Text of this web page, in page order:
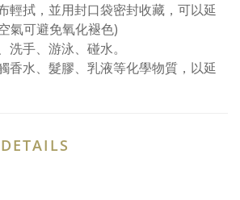
輕拭，並用封口袋密封收藏，可以延
氣可避免氧化褪色)
手、游泳、碰水。
香水、髮膠、乳液等化學物質，以延